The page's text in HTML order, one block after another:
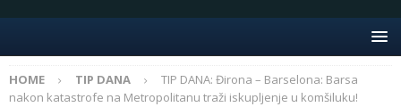
HOME TIP DANA
TIP DANA: Đirona – Barselona: Barsa
nakon katastrofe na Metropolitanu traži iskupljenje u komšiluku!